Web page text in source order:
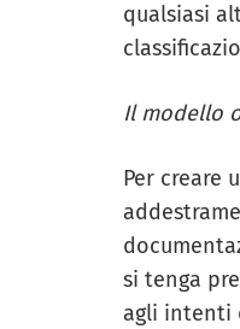
qualsiasi
Il modello
Per creare
si tenga
agli intenti